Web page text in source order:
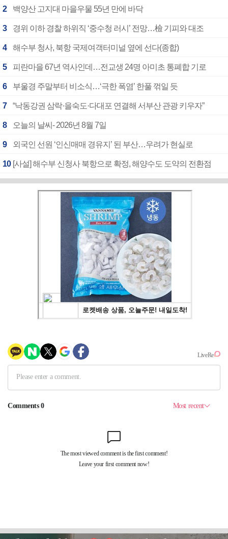
2 백양산 고지대 마을우물 55년 만에 바닥
3 경위 이하 경찰 하위직 ‘중수청 러시’ 전망…檢 기피와 대조
4 해수부 청사, 북항 국제여객터미널 옆에 선다(종합)
5 피란마을 67년 역사인데…전교생 24명 아미초 통폐합 기로
6 부울경 주말부터 비소식…‘극한 폭염’ 한풀 꺾일 듯
7 “낙동강권 삼락·을숙도·다대포 연결해 서부산 관광 키우자”
8 오늘의 날씨- 2026년 8월 7일
9 외국인 선원 ‘인신매매 경유지’ 된 부산…우려가 현실로
10 [사설] 해수부 신청사 북항으로 확정, 해양수도 도약의 전환점